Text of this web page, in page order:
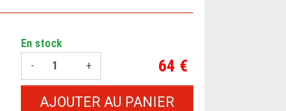
En stock
-
+ Prix
64 €
AJOUTER AU PANIER